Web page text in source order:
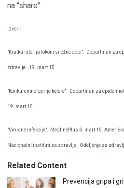
na "share".
Izvori:
"Kratka istorija tokom snežne dobi". Departman za
zdravlje. 19. mart 15.
"Konkurentne teorije kolere". Departman za
19. mart 15.
"Virusne infekcije". MedlinePlus 3. mart 15.
Nacionalni instituti za zdravlje. Odeljenje za
Related Content
Prevencija gripa i